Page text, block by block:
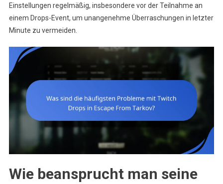
Einstellungen regelmäßig, insbesondere vor der Teilnahme an
einem Drops-Event, um unangenehme Überraschungen in letzter
Minute zu vermeiden.
Wie beansprucht man seine